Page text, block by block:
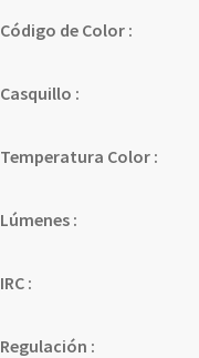
Código de Color :
Casquillo :
Temperatura Color :
Lúmenes :
IRC :
Regulación :